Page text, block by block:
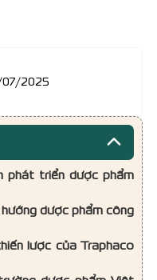
2025
phát triển dược phẩm
dược phẩm công
lược của Traphaco